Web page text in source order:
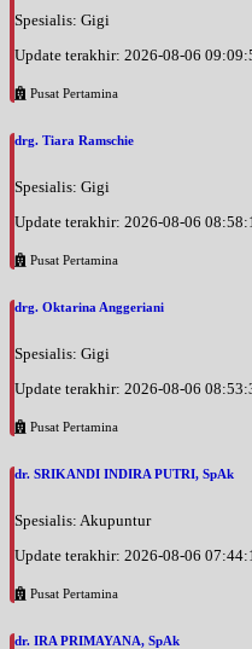
Spesialis: Gigi
Update terakhir: 2026-08-06
Pusat Pertamina
drg. Tiara Ramschie
Spesialis: Gigi
Update terakhir: 2026-08-06
Pusat Pertamina
drg. Oktarina Anggeriani
Spesialis: Gigi
Update terakhir: 2026-08-06
Pusat Pertamina
dr. SRIKANDI INDIRA PUTRI, SpAk
Spesialis: Akupuntur
Update terakhir: 2026-08-06
Pusat Pertamina
dr. IRA PRIMAYANA, SpAk